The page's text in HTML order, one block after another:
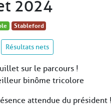
2024
Stableford
Résultats nets
sur le parcours !
binôme tricolore
attendue du